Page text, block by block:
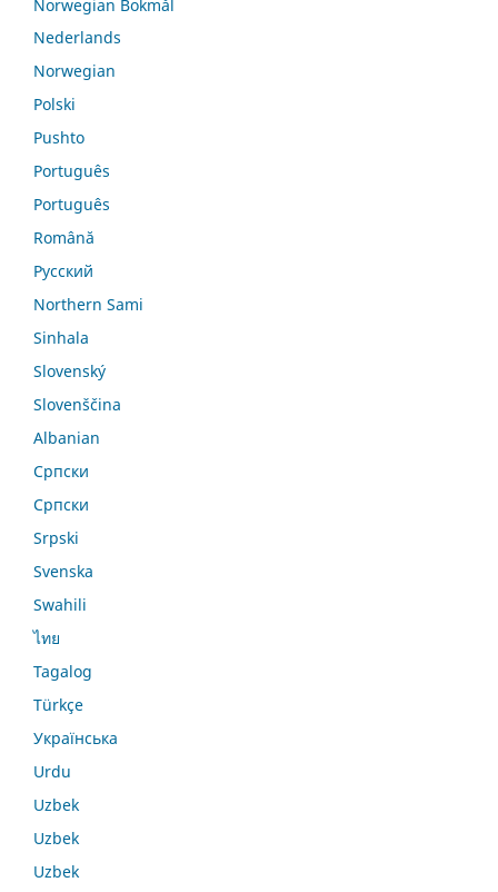
Norwegian Bokmål
Nederlands
Norwegian
Polski
Pushto
Português
Português
Română
Русский
Northern Sami
Sinhala
Slovenský
Slovenščina
Albanian
Српски
Српски
Srpski
Svenska
Swahili
ไทย
Tagalog
Türkçe
Українська
Urdu
Uzbek
Uzbek
Uzbek